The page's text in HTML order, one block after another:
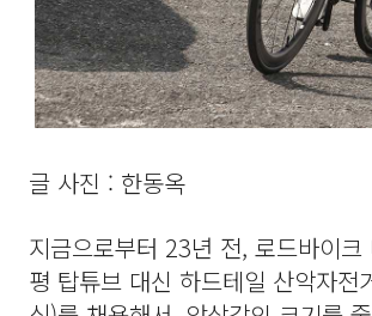
글 사진 : 한동옥
지금으로부터 23년 전, 로드바이
평 탑튜브 대신 하드테일 산악자